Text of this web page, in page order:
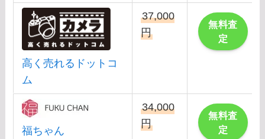
高く売れるドットコ
ム
37,000
円
無料査
定
福ちゃん
34,000
円
無料査
定